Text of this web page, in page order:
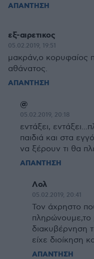
ΑΠΑΝΤΗΣΗ
εξ-αιρετικος
05.02.2019, 19:51
μακράν,ο κορυφαίος
αθάνατος.
ΑΠΑΝΤΗΣΗ
@
05.02.2019, 20:18
εντάξει,
παιδιά και στα
να ξέρουν τι θα
ΑΠΑΝΤΗΣΗ
Λολ
05.02.2019, 20:41
Τον άχρηστο
πληρώνουμε,το
διακυβέρνηση
είχε διοίκηση
ΑΠΑΝΤΗΣΗ